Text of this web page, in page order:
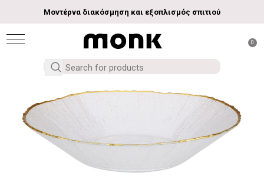
Μοντέρνα διακόσμηση και εξοπλισμός σπιτιού
0